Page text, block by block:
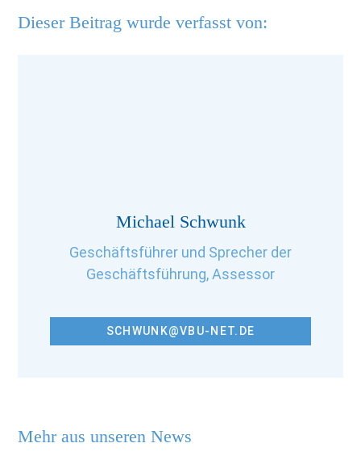
Mehr aus unseren News
Dieser Beitrag wurde verfasst von:
Michael Schwunk
Geschäftsführer und Sprecher der
Geschäftsführung, Assessor
SCHWUNK@VBU-NET.DE